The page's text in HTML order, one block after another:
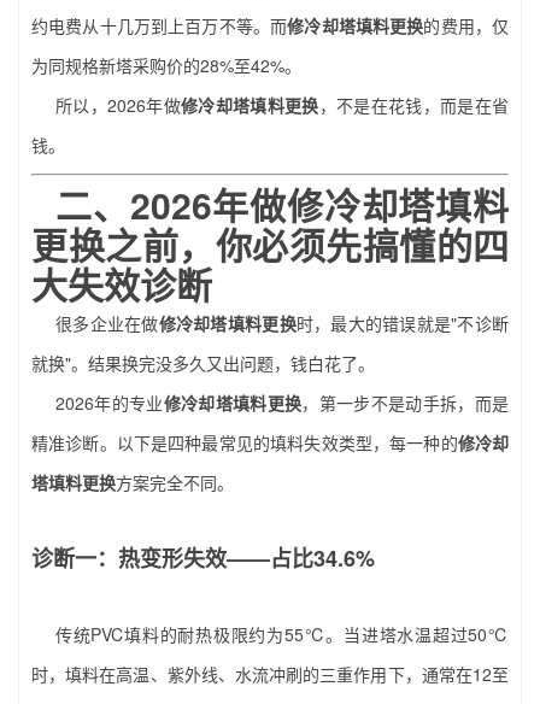
约电费从十几万到上百万不等。而修冷却塔填料更换的费用，仅
为同规格新塔采购价的28%至42%。
所以，2026年做修冷却塔填料更换，不是在花钱，而是在省
钱。
二、2026年做修冷却塔填料
更换之前，你必须先搞懂的四
大失效诊断
很多企业在做修冷却塔填料更换时，最大的错误就是"不诊断
就换"。结果换完没多久又出问题，钱白花了。
2026年的专业修冷却塔填料更换，第一步不是动手拆，而是
精准诊断。以下是四种最常见的填料失效类型，每一种的修冷却
塔填料更换方案完全不同。
诊断一：热变形失效——占比34.6%
传统PVC填料的耐热极限约为55℃。当进塔水温超过50℃
时，填料在高温、紫外线、水流冲刷的三重作用下，通常在12至